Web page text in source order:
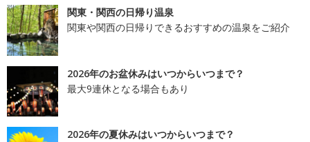
関東・関西の日帰り温泉
関東や関西の日帰りできるおすすめの温泉をご紹介
2026年のお盆休みはいつからいつまで？
最大9連休となる場合もあり
2026年の夏休みはいつからいつまで？